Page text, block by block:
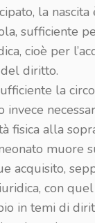
la nascita
sufficiente
cioè per
diritto.
la
invece
fisica alla
muore
acquisito,
con
in temi di